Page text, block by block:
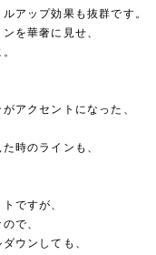
アップ効果も抜群です。
を華奢に見せ、
アクセントになった、
時のラインも、
ですが、
で、
ウンしても、